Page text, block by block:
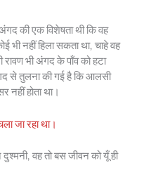
की एक विशेषता थी कि वह
भी नहीं हिला सकता था, चाहे वह
रावण भी अंगद के पाँव को हटा
से तुलना की गई है कि आलसी
नहीं होता था।
जा रहा था।
वह तो बस जीवन को यूँ ही